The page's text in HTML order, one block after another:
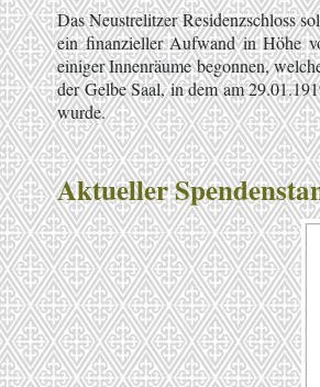
Das Neustrelitzer Residenzschloss
ein finanzieller Aufwand in Höhe
einiger Innenräume begonnen,
der Gelbe Saal, in dem am 29.01.191
wurde.
Aktueller